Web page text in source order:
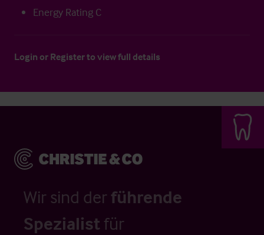
Energy Rating C
Login or Registerto view full details
Wir sind der führende
Spezialistfür